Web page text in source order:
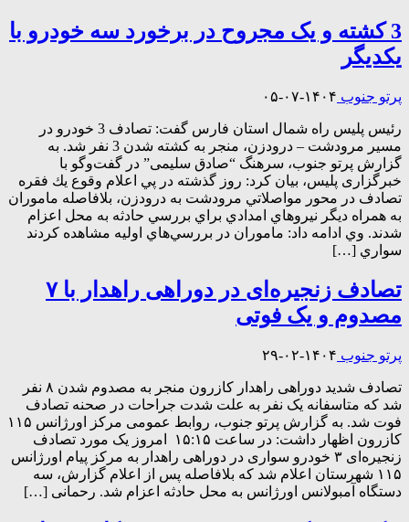
3 کشته و یک مجروح در برخورد سه خودرو با
یکدیگر
پرتو جنوب ۱۴۰۴-۰۷-۰۵
رئيس پليس راه شمال استان فارس گفت: تصادف 3 خودرو در
مسیر مرودشت – درودزن، منجر به کشته شدن 3 نفر شد. به
گزارش پرتو جنوب، سرهنگ “صادق سلیمی” در گفت‌وگو با
خبرگزاری پليس، بيان كرد: روز گذشته در پي اعلام وقوع يك فقره
تصادف در محور مواصلاتي مرودشت به درودزن، بلافاصله ماموران
به همراه ديگر نيروهاي امدادي براي بررسي حادثه به محل اعزام
شدند. وي ادامه داد: ماموران در بررسي‌هاي اوليه مشاهده كردند
سواري […]
تصادف زنجیره‌ای در دوراهی راهدار با ۷
مصدوم و یک فوتی
پرتو جنوب ۱۴۰۴-۰۲-۲۹
تصادف شدید دوراهی راهدار کازرون منجر به مصدوم شدن ۸ نفر
شد که متاسفانه یک نفر به علت شدت جراحات در صحنه تصادف
فوت شد. به گزارش پرتو جنوب، روابط عمومی مرکز اورژانس ۱۱۵
کازرون اظهار داشت: در ساعت ۱۵:۱۵ امروز یک مورد تصادف
زنجیره‌ای ۳ خودرو سواری در دوراهی راهدار به مرکز پیام اورژانس
۱۱۵ شهرستان اعلام شد که بلافاصله پس از اعلام گزارش، سه
دستگاه آمبولانس اورژانس به محل حادثه اعزام شد. رحمانی […]